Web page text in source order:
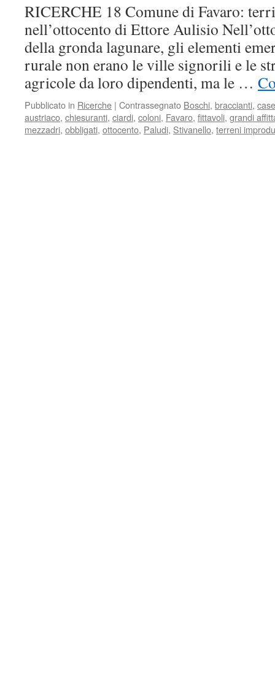
RICERCHE 18 Comune di Favaro:
nell’ottocento di Ettore Aulisio
della gronda lagunare, gli elementi
rurale non erano le ville signorili e le
agricole da loro dipendenti, ma le …
Pubblicato in Ricerche | Contrassegnato Boschi, braccianti,
austriaco, chiesuranti, ciardi, coloni, Favaro, fittavoli, grandi
mezzadri, obbligati, ottocento, Paludi, Stivanello, terreni